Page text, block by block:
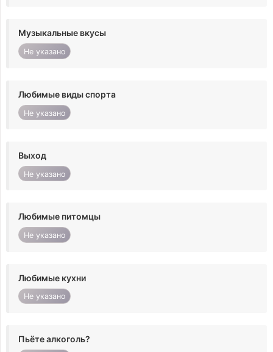
Музыкальные вкусы
Не указано
Любимые виды спорта
Не указано
Выход
Не указано
Любимые питомцы
Не указано
Любимые кухни
Не указано
Пьёте алкоголь?